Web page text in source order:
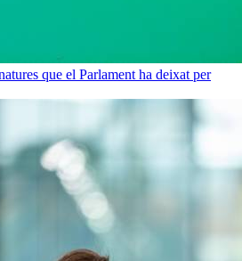
que el Parlament ha deixat per